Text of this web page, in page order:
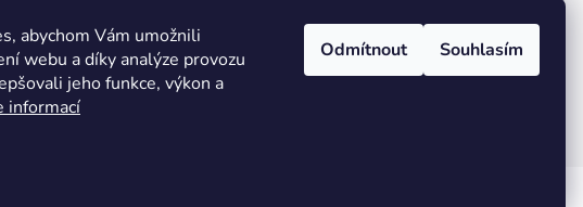
abychom Vám umožnili
webu a díky analýze provozu
jeho funkce, výkon a
informací
Odmítnout Souhlasím
patchwork-aja.cz
vyhrazena.